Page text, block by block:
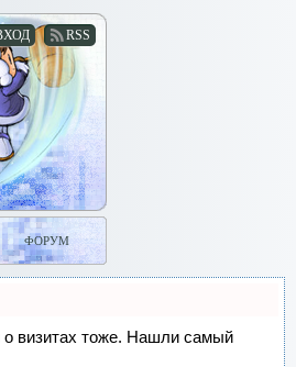
RSS
ФОРУМ
о визитах тоже. Нашли самый